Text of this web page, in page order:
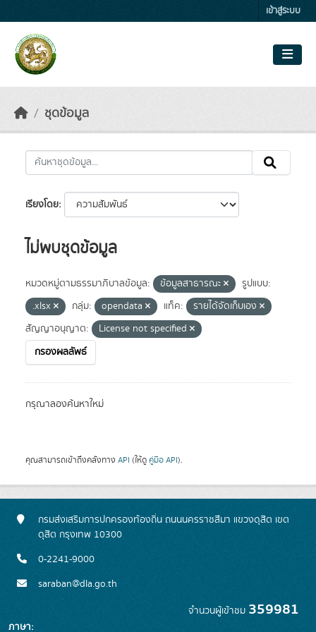
เข้าสู่ระบบ
ชุดข้อมูล
เรียงโดย
ไม่พบชุดข้อมูล
หมวดหมู่ตามธรรมาภิบาลข้อมูล: ข้อมูลสาธารณะ
รูปแบบ:
.xlsx
กลุ่ม: opendata แท็ค:
รายได้จัดเก็บเอง
สัญญาอนุญาต:
License not specified
กรองผลลัพธ์
กรุณาลองค้นหาใหม่
คุณสามารถเข้าถึงคลังทาง API (ให้ดู คู่มือ API).
กรมส่งเสริมการปกครองท้องถิ่น ถนนนครราชสีมา แขวงดุสิต เขต
ดุสิต กรุงเทพ 10300
0-2241-9000
saraban@dla.go.th
จำนวนผู้เข้าชม 359981
ภาษา